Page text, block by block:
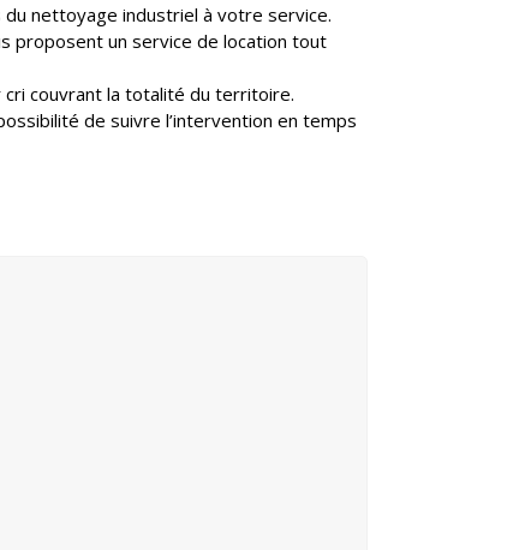
nettoyage industriel à votre service.
proposent un service de location tout
couvrant la totalité du territoire.
de suivre l’intervention en temps